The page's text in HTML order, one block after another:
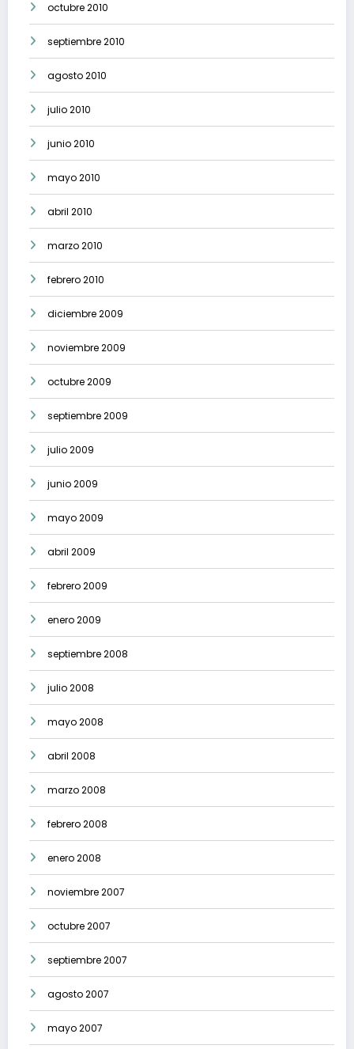
octubre 2010
septiembre 2010
agosto 2010
julio 2010
junio 2010
mayo 2010
abril 2010
marzo 2010
febrero 2010
diciembre 2009
noviembre 2009
octubre 2009
septiembre 2009
julio 2009
junio 2009
mayo 2009
abril 2009
febrero 2009
enero 2009
septiembre 2008
julio 2008
mayo 2008
abril 2008
marzo 2008
febrero 2008
enero 2008
noviembre 2007
octubre 2007
septiembre 2007
agosto 2007
mayo 2007